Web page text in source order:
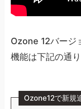
Ozone 12バージ
機能は下記の通り
Ozone12で新規